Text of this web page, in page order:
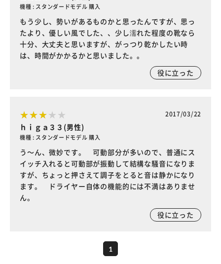
機種 : スタンダードモデル 購入
もう少し、勢いがあるものかと思ったんですが、思っ
たより、優しい風でした、、少し濡れた程度の靴なら
十分、大丈夫と思いますが、がっつり乾かしたい時
は、時間がかかるかと思いました。。
役に立った
2017/03/22
ｈｉｇａ３３(男性)
機種 : スタンダードモデル 購入
う～ん、微妙です。 可動部分が多いので、普通にス
イッチ入れると可動部が振動して結構な騒音になりま
すが、ちょっと押さえて調子をとると音は静かになり
ます。 ドライヤー自体の機能的には不満はありませ
ん。
役に立った
1